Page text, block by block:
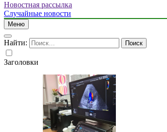
Новостная рассылка
Случайные новости
Меню
Найти:
Заголовки